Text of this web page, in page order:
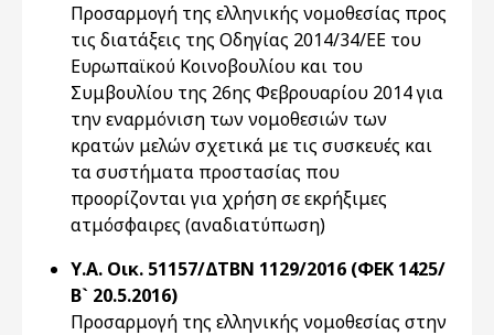
Προσαρμογή της ελληνικής νομοθεσίας προς
τις διατάξεις της Οδηγίας 2014/34/ΕΕ του
Ευρωπαϊκού Κοινοβουλίου και του
Συμβουλίου της 26ης Φεβρουαρίου 2014 για
την εναρμόνιση των νομοθεσιών των
κρατών μελών σχετικά με τις συσκευές και
τα συστήματα προστασίας που
προορίζονται για χρήση σε εκρήξιμες
ατμόσφαιρες (αναδιατύπωση)
Υ.Α. Οικ. 51157/ΔΤΒΝ 1129/2016 (ΦΕΚ 1425/
Β` 20.5.2016)
Προσαρμογή της ελληνικής νομοθεσίας στην